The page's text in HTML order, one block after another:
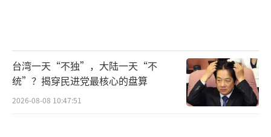
台湾一天“不独”，大陆一天“不
统”？揭穿民进党最核心的盘算
2026-08-08 10:47:51